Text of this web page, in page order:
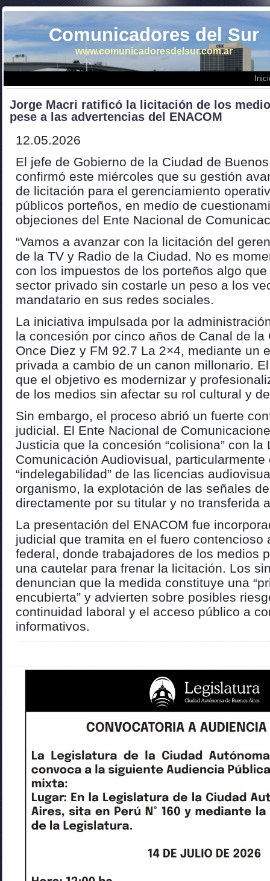
Comunicadores del Sur
www.comunicadoresdelsur.com.ar
Jorge Macri ratificó la licitación de los
pese a las advertencias del ENACOM
12.05.2026
El jefe de Gobierno de la Ciudad de
confirmó este miércoles que su gestión
de licitación para el gerenciamiento
públicos porteños, en medio de
objeciones del Ente Nacional de
“Vamos a avanzar con la licitación del
de la TV y Radio de la Ciudad. No es
con los impuestos de los porteños algo
sector privado sin costarle un peso a los
mandatario en sus redes sociales.
La iniciativa impulsada por la
la concesión por cinco años de Canal de la
Once Diez y FM 92.7 La 2×4, mediante un
privada a cambio de un canon millonario.
que el objetivo es modernizar y
de los medios sin afectar su rol cultural y
Sin embargo, el proceso abrió un fuerte
judicial. El Ente Nacional de
Justicia que la concesión “colisiona” con la
Comunicación Audiovisual,
“indelegabilidad” de las licencias
organismo, la explotación de las señales
directamente por su titular y no transferida
La presentación del ENACOM fue
judicial que tramita en el fuero contencioso
federal, donde trabajadores de los medios
una cautelar para frenar la licitación. Los
denuncian que la medida constituye una
encubierta” y advierten sobre posibles
continuidad laboral y el acceso público a
informativos.